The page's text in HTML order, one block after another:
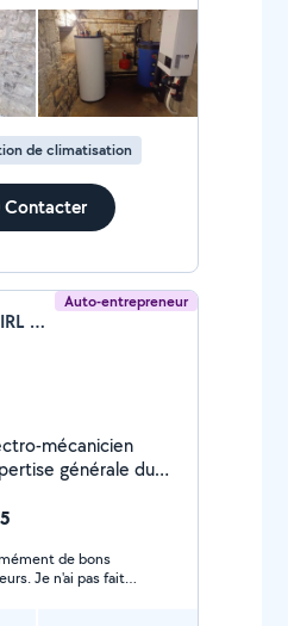
fiable, soigné
de climatisation
Contacter
Auto-entrepreneur
Jean-Loup MOMON (EIRL PUO)
mécanicien
générale du
de bons
Je n'ai pas fait